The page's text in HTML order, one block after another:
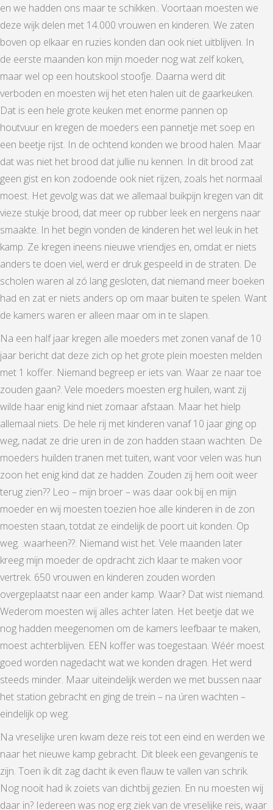
en we hadden ons maar te schikken.. Voortaan moesten we
deze wijk delen met 14.000 vrouwen en kinderen. We zaten
boven op elkaar en ruzies konden dan ook niet uitblijven. In
de eerste maanden kon mijn moeder nog wat zelf koken,
maar wel op een houtskool stoofje. Daarna werd dit
verboden en moesten wij het eten halen uit de gaarkeuken.
Dat is een hele grote keuken met enorme pannen op
houtvuur en kregen de moeders een pannetje met soep en
een beetje rijst. In de ochtend konden we brood halen. Maar
dat was niet het brood dat jullie nu kennen. In dit brood zat
geen gist en kon zodoende ook niet rijzen, zoals het normaal
moest. Het gevolg was dat we allemaal buikpijn kregen van dit
vieze stukje brood, dat meer op rubber leek en nergens naar
smaakte. In het begin vonden de kinderen het wel leuk in het
kamp. Ze kregen ineens nieuwe vriendjes en, omdat er niets
anders te doen viel, werd er druk gespeeld in de straten. De
scholen waren al zó lang gesloten, dat niemand meer boeken
had en zat er niets anders op om maar buiten te spelen. Want
de kamers waren er alleen maar om in te slapen.
Na een half jaar kregen alle moeders met zonen vanaf de 10
jaar bericht dat deze zich op het grote plein moesten melden
met 1 koffer. Niemand begreep er iets van. Waar ze naar toe
zouden gaan?. Vele moeders moesten erg huilen, want zij
wilde haar enig kind niet zomaar afstaan. Maar het hielp
allemaal niets. De hele rij met kinderen vanaf 10 jaar ging op
weg, nadat ze drie uren in de zon hadden staan wachten. De
moeders huilden tranen met tuiten, want voor velen was hun
zoon het enig kind dat ze hadden. Zouden zij hem ooit weer
terug zien?? Leo – mijn broer – was daar ook bij en mijn
moeder en wij moesten toezien hoe alle kinderen in de zon
moesten staan, totdat ze eindelijk de poort uit konden. Op
weg. .waarheen??. Niemand wist het. Vele maanden later
kreeg mijn moeder de opdracht zich klaar te maken voor
vertrek. 650 vrouwen en kinderen zouden worden
overgeplaatst naar een ander kamp. Waar? Dat wist niemand.
Wederom moesten wij alles achter laten. Het beetje dat we
nog hadden meegenomen om de kamers leefbaar te maken,
moest achterblijven. EEN koffer was toegestaan. Wéér moest
goed worden nagedacht wat we konden dragen. Het werd
steeds minder. Maar uiteindelijk werden we met bussen naar
het station gebracht en ging de trein – na úren wachten –
eindelijk op weg.
Na vreselijke uren kwam deze reis tot een eind en werden we
naar het nieuwe kamp gebracht. Dit bleek een gevangenis te
zijn. Toen ik dit zag dacht ik even flauw te vallen van schrik.
Nog nooit had ik zoiets van dichtbij gezien. En nu moesten wij
daar in? Iedereen was nog erg ziek van de vreselijke reis, waar